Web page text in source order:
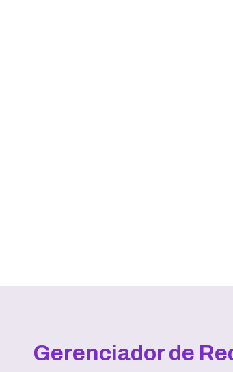
Gerenciador de